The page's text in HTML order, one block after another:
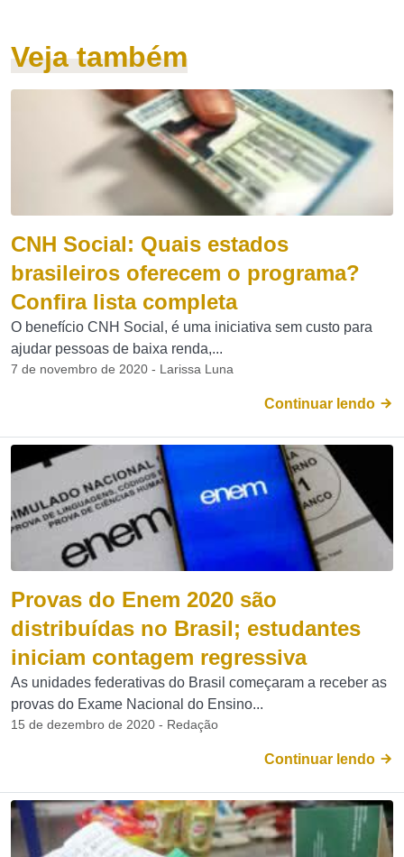
Veja também
CNH Social: Quais estados
brasileiros oferecem o programa?
Confira lista completa
O benefício CNH Social, é uma iniciativa sem custo para
ajudar pessoas de baixa renda,...
7 de novembro de 2020 - Larissa Luna
Continuar lendo
Provas do Enem 2020 são
distribuídas no Brasil; estudantes
iniciam contagem regressiva
As unidades federativas do Brasil começaram a receber as
provas do Exame Nacional do Ensino...
15 de dezembro de 2020 - Redação
Continuar lendo